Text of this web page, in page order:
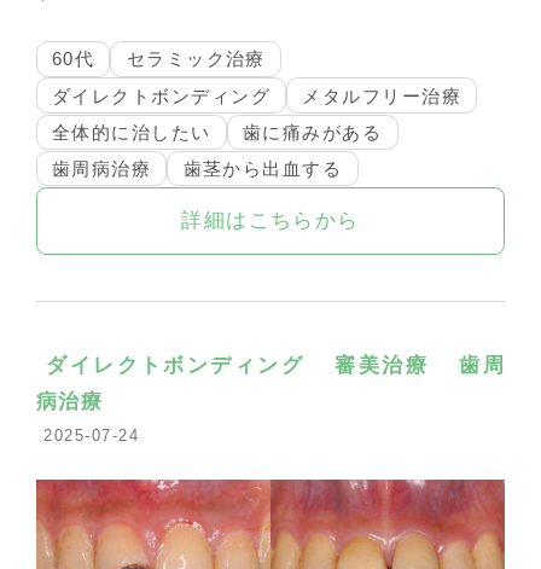
60代
セラミック治療
ダイレクトボンディング
メタルフリー治療
全体的に治したい
歯に痛みがある
歯周病治療
歯茎から出血する
詳細はこちらから
ダイレクトボンディング 審美治療
歯周
病治療
2025-07-24